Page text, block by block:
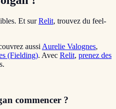
Et surRelit, trouvez du feel-
aussi Aurelie Valognes,
(Fielding). Avec Relit, prenez des
commencer ?